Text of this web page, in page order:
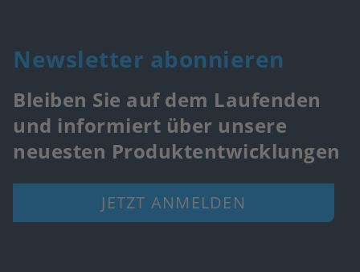
Newsletter abonnieren
Bleiben Sie auf dem Laufenden
und informiert über unsere
neuesten Produktentwicklungen
JETZT ANMELDEN